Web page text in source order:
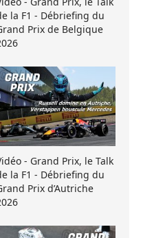
la F1 - Débriefing du
Prix de Belgique
- Grand Prix, le Talk
la F1 - Débriefing du
Prix d’Autriche